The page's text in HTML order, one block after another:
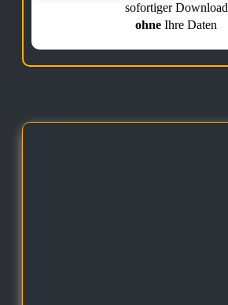
sofortiger Download
ohne Ihre Daten